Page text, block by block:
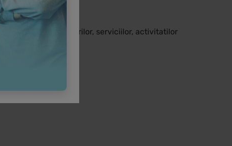
bunurilor, lucrarilor, serviciilor, activitatilor